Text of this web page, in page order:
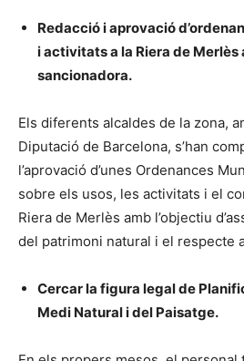
Redacció i aprovació
i activitats a la Riera de
sancionadora.
Els diferents alcaldes de la zona,
Diputació de Barcelona, s’han
l’aprovació d’unes Ordenances
sobre els usos, les activitats i el
Riera de Merlès amb l’objectiu
del patrimoni natural i el respecte
Cercar la figura legal de
Medi Natural i del Paisatge.